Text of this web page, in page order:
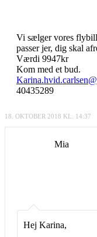
Vi sælger vores
passer jer, dig skal
Værdi 9947kr
Kom med et bud.
40435289
18. OKTOBER 2018 KL. 14:37
Mia
Hej Karina,